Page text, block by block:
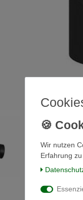
Wir nutzen
Erfahrung